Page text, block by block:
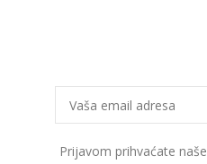
Prijavom prihvaćate naše